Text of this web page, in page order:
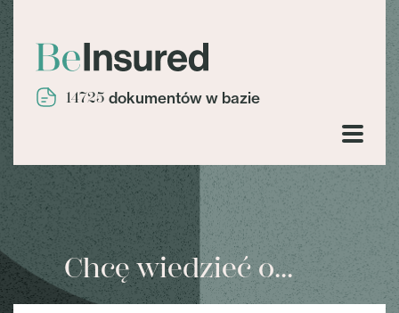
14725 dokumentów w bazie
Chcę wiedzieć o...